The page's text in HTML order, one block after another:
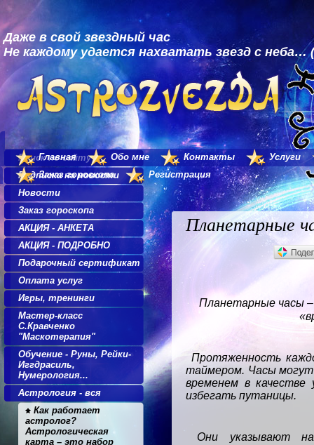
Даже в свой звездный час
Не каждому удается нахватать звезд с неба…
Главная Обо мне Контакты
Услуги
Заказ гороскопа
Регистрация
Поиск по сайту
Подписка на новости
Новости
Заказ гороскопа
АКЦИЯ - АНКЕТА
АКЦИЯ - ПОДРОБНО
Подарочный сертификат
Оплата услуг
Игры, тренинги
Мастер-класс
С.Кравченко
"Маскотерапия"
Обучение - Руны, Рейки-
Иггдрасиль,
Нумерология...
Астрология - вся
Как работает
астролог?
Астрологическая
карта – это набор
Планетарные
Планетарные часы
Протяженность
таймером. Часы могут
временем в качестве
избегать путаницы.
Они указывают